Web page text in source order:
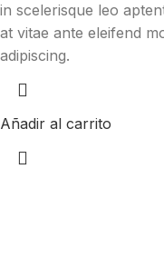
in scelerisque leo
at vitae ante eleifend
adipiscing.
Añadir al carrito